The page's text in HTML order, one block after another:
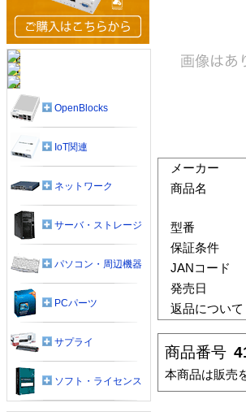
メーカー
商品名
型番
保証条件
JANコード
発売日
返品について
商品番号
本商品は販売
OpenBlocks
IoT関連
ネットワーク
サーバ・ストレージ
パソコン・周辺機器
PCパーツ
サプライ
ソフト・ライセンス